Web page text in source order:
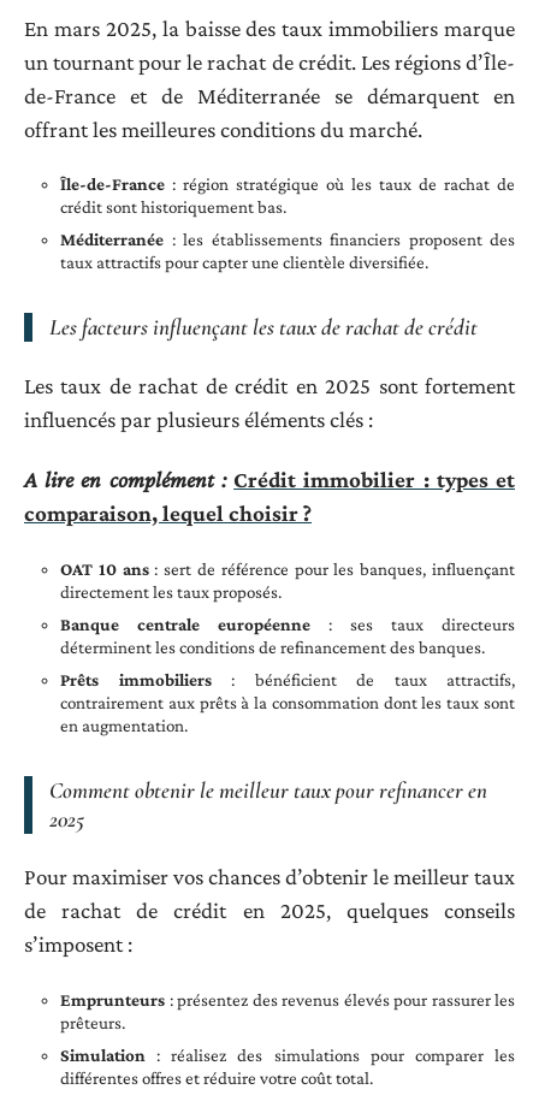
En mars 2025, la baisse des taux immobiliers marque
un tournant pour le rachat de crédit. Les régions d’Île-
de-France et de Méditerranée se démarquent en
offrant les meilleures conditions du marché.
Île-de-France : région stratégique où les taux de rachat de
crédit sont historiquement bas.
Méditerranée : les établissements financiers proposent des
taux attractifs pour capter une clientèle diversifiée.
Les facteurs influençant les taux de rachat de crédit
Les taux de rachat de crédit en 2025 sont fortement
influencés par plusieurs éléments clés :
A lire en complément : Crédit immobilier : types et
comparaison, lequel choisir ?
OAT 10 ans: sert de référence pour les banques, influençant
directement les taux proposés.
Banque centrale européenne : ses taux directeurs
déterminent les conditions de refinancement des banques.
Prêts immobiliers: bénéficient de taux attractifs,
contrairement aux prêts à la consommation dont les taux sont
en augmentation.
Comment obtenir le meilleur taux pour refinancer en
2025
Pour maximiser vos chances d’obtenir le meilleur taux
de rachat de crédit en 2025, quelques conseils
s’imposent :
Emprunteurs : présentez des revenus élevés pour rassurer les
prêteurs.
Simulation : réalisez des simulations pour comparer les
différentes offres et réduire votre coût total.